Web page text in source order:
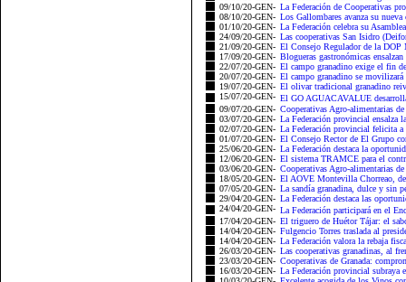
09/10/20-GEN- La Federación de Cooperativas
08/10/20-GEN- Los Gallombares avanza su
01/10/20-GEN- La Federación celebra su
24/09/20-GEN- Las cooperativas San Isidro
21/09/20-GEN- El Consejo Regulador de la DOP
17/09/20-GEN- Blogueras gastronómicas
22/07/20-GEN- El campo granadino exige el fin
20/07/20-GEN- El campo granadino se
19/07/20-GEN- El olivar tradicional granadino
15/07/20-GEN- El GO AGUACAVALUE
09/07/20-GEN- Cooperativas Agro-alimentarias
03/07/20-GEN- La Federación provincial ensalza
02/07/20-GEN- La Federación provincial felicita a
01/07/20-GEN- El Consejo Rector de El Grupo
25/06/20-GEN- La Federación destaca la
12/06/20-GEN- El sistema TRAMCE para el
03/06/20-GEN- Cooperativas Agro-alimentarias
18/05/20-GEN- El AOVE Montevilla Chorreao,
07/05/20-GEN- La sandía granadina, dulce y sin
29/04/20-GEN- La Federación destaca las
24/04/20-GEN- La Federación participará en el
17/04/20-GEN- El triguero de Huétor Tájar: el
14/04/20-GEN- Fulgencio Torres traslada al
14/04/20-GEN- La Federación valora la rebaja
26/03/20-GEN- Las cooperativas granadinas, al
23/03/20-GEN- Cooperativas de Granada:
16/03/20-GEN- La Federación provincial subraya